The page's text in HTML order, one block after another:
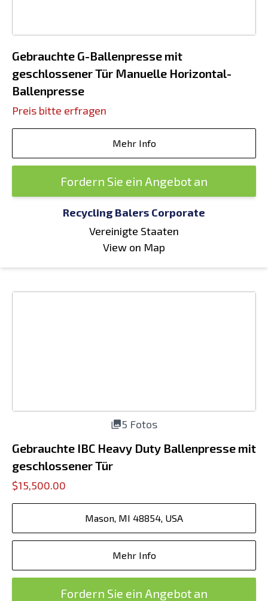
Gebrauchte G-Ballenpresse mit
geschlossener Tür Manuelle Horizontal-
Ballenpresse
Preis bitte erfragen
Mehr Info
Fordern Sie ein Angebot an
Recycling Balers Corporate
Vereinigte Staaten
View on Map
5 Fotos
Gebrauchte IBC Heavy Duty Ballenpresse mit
geschlossener Tür
$15,500.00
Mason, MI 48854, USA
Mehr Info
Fordern Sie ein Angebot an